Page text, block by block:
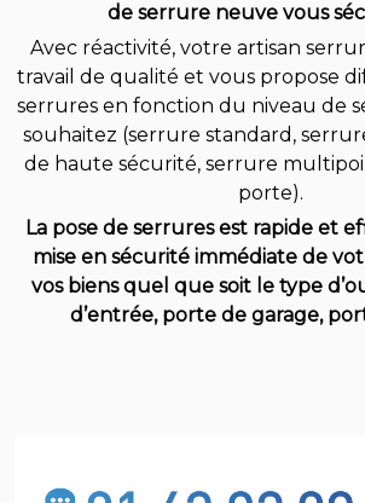
de serrure neuve vous
Avec réactivité, votre artisan
travail de qualité et vous propose
serrures en fonction du niveau de
souhaitez (serrure standard,
de haute sécurité, serrure
porte).
La pose de serrures est rapide et
mise en sécurité immédiate de
vos biens quel que soit le type
d’entrée, porte de garage,